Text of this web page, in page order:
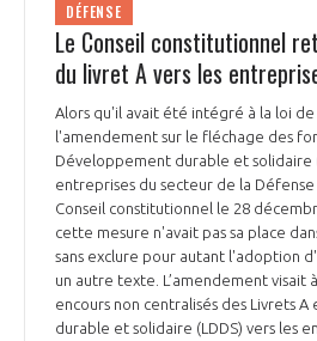
DÉFENSE
Le Conseil constitutionnel
du livret A vers les
Alors qu'il avait été intégré à la loi de
l'amendement sur le fléchage des
Développement durable et solidaire
entreprises du secteur de la
Conseil constitutionnel le 28
cette mesure n'avait pas sa place
sans exclure pour autant l'adoption
un autre texte. L’amendement visait
encours non centralisés des Livrets
durable et solidaire (LDDS) vers les